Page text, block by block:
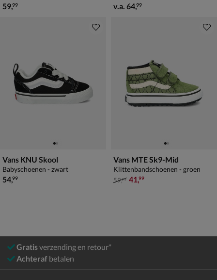
€ 59,99
59,99 vanaf € 64,99
v.a. 64,99
Vans KNU Skool
Babyschoenen - zwart
€ 54,99
54,99
Vans MTE Sk9-Mid
Klittenbandschoenen - groen
van € 59,99 voor € 41,99
59,99 41,99
Gratisverzending en retour*
Achteraf betalen